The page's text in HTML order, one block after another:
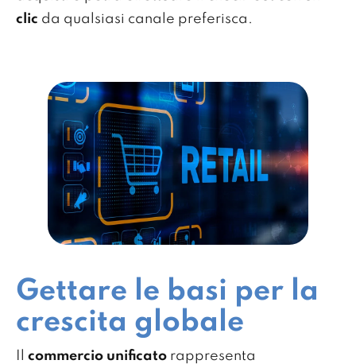
clic da qualsiasi canale preferisca.
Gettare le basi per la
crescita globale
commercio unificato rappresenta